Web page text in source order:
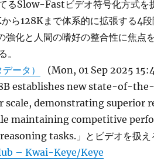
るSlow-Fastビデオ符号化方式を
ら128Kまで体系的に拡張する4
強化と人間の嗜好の整合性に焦点
。
ータ）
(Mon, 01 Sep 2025
establishes new state-of-
scale, demonstrating superior
maintaining competitive
tasks.」とビデオを扱え
– Kwai-Keye/Keye